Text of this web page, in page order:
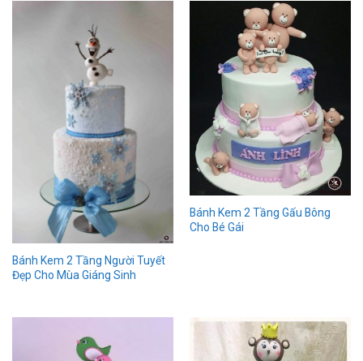
Bánh Kem 2 Tầng Người Tuyết
Đẹp Cho Mùa Giáng Sinh
Bánh Kem 2 Tầng Gấu Bông
Cho Bé Gái